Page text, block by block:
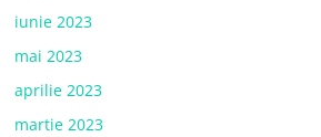
iunie 2023
mai 2023
aprilie 2023
martie 2023